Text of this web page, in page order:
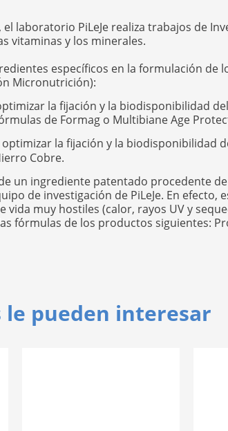
el laboratorio PiLeJe realiza trabajos de
vitaminas y los minerales.
específicos en la formulación de
Micronutrición):
la fijación y la biodisponibilidad
de Formag o Multibiane Age
la fijación y la biodisponibilidad
Cobre.
un ingrediente patentado procedente
de investigación de PiLeJe. En
vida muy hostiles (calor, rayos UV y
fórmulas de los productos siguientes:
le pueden interesar